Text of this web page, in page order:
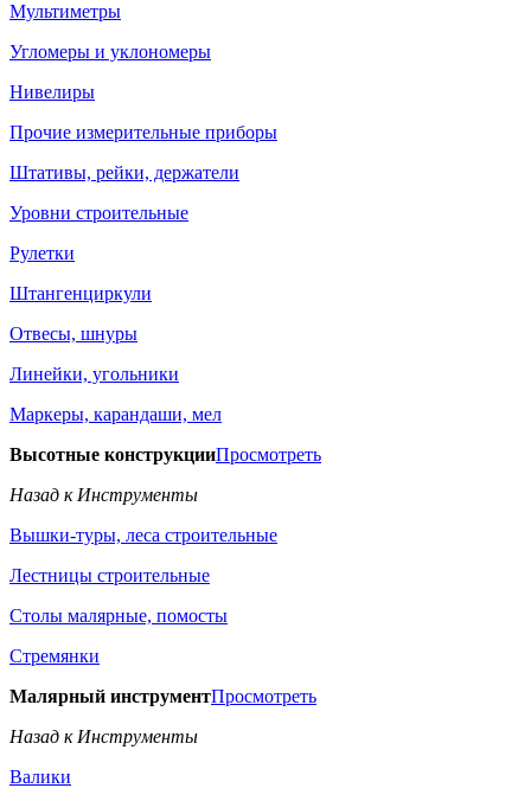
Мультиметры
Угломеры и уклономеры
Нивелиры
Прочие измерительные приборы
Штативы, рейки, держатели
Уровни строительные
Рулетки
Штангенциркули
Отвесы, шнуры
Линейки, угольники
Маркеры, карандаши, мел
Высотные конструкцииПросмотреть
Назад к Инструменты
Вышки-туры, леса строительные
Лестницы строительные
Столы малярные, помосты
Стремянки
Малярный инструментПросмотреть
Назад к Инструменты
Валики